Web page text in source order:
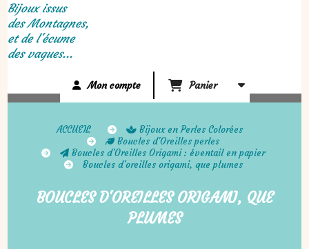
Bijoux issus
des Montagnes,
et de l'écume
des vagues...
Mon compte Panier
ACCUEIL
Bijoux en Perles Colorées
Boucles d'Oreilles perles
Boucles d'Oreilles Origami : éventail en papier
Boucles d'oreilles origami, que plumes
BOUCLES D'OREILLES ORIGAMI, QUE
PLUMES